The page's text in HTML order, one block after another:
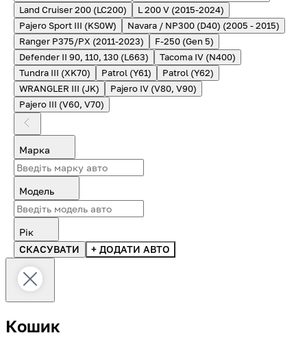
Land Cruiser 200 (LC200)
L 200 V (2015-2024)
Pajero Sport III (KS0W)
Navara / NP300 (D40) (2005 - 2015)
Ranger P375/PX (2011-2023)
F-250 (Gen 5)
Defender II 90, 110, 130 (L663)
Tacoma IV (N400)
Tundra III (XK70)
Patrol (Y61)
Patrol (Y62)
WRANGLER III (JK)
Pajero IV (V80, V90)
Pajero III (V60, V70)
Марка
Модель
Рік
СКАСУВАТИ
+ ДОДАТИ АВТО
Кошик